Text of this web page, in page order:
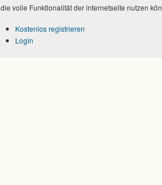
die volle Funktionalität der internetseite nutzen
Kostenlos registrieren
Login